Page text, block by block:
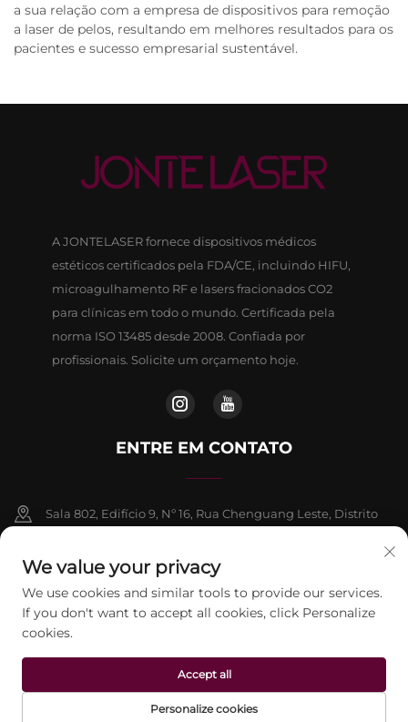
a sua relação com a empresa de dispositivos para remoção
a laser de pelos, resultando em melhores resultados para os
pacientes e sucesso empresarial sustentável.
A JONTELASER fornece dispositivos médicos
estéticos certificados pela FDA/CE, incluindo HIFU,
microagulhamento RF e lasers fracionados CO2
para clínicas em todo o mundo. Certificada pela
norma ISO 13485 desde 2008. Confiada por
profissionais. Solicite um orçamento hoje.
ENTRE EM CONTATO
Sala 802, Edifício 9, Nº 16, Rua Chenguang Leste, Distrito
+86-13911459627
[email protected]
Direitos autorais © 2026 Beijing Jontelaser Technology CO., LTD.
Todos os direitos reservados. Política de Privacidade
We value your privacy
We use cookies and similar tools to provide our services.
If you don't want to accept all cookies, click Personalize
cookies.
Personalize cookies
Accept all